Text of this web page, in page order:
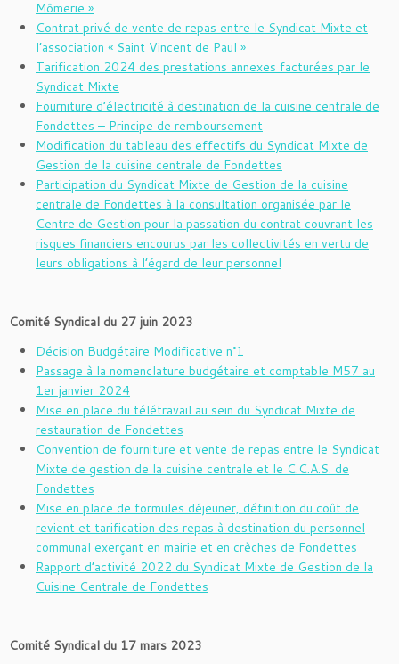
Mômerie »
Contrat privé de vente de repas entre le Syndicat Mixte et
l’association « Saint Vincent de Paul »
Tarification 2024 des prestations annexes facturées par le
Syndicat Mixte
Fourniture d’électricité à destination de la cuisine centrale de
Fondettes – Principe de remboursement
Modification du tableau des effectifs du Syndicat Mixte de
Gestion de la cuisine centrale de Fondettes
Participation du Syndicat Mixte de Gestion de la cuisine
centrale de Fondettes à la consultation organisée par le
Centre de Gestion pour la passation du contrat couvrant les
risques financiers encourus par les collectivités en vertu de
leurs obligations à l’égard de leur personnel
Comité Syndical du 27 juin 2023
Décision Budgétaire Modificative n°1
Passage à la nomenclature budgétaire et comptable M57 au
1er janvier 2024
Mise en place du télétravail au sein du Syndicat Mixte de
restauration de Fondettes
Convention de fourniture et vente de repas entre le Syndicat
Mixte de gestion de la cuisine centrale et le C.C.A.S. de
Fondettes
Mise en place de formules déjeuner, définition du coût de
revient et tarification des repas à destination du personnel
communal exerçant en mairie et en crèches de Fondettes
Rapport d’activité 2022 du Syndicat Mixte de Gestion de la
Cuisine Centrale de Fondettes
Comité Syndical du 17 mars 2023